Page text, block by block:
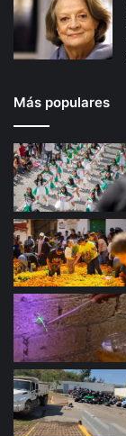
Más populares